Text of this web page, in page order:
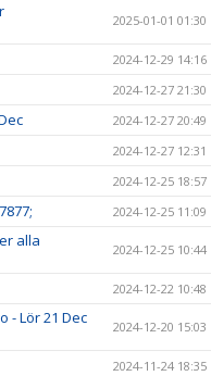
2025-01-01 01:30
2024-12-29 14:16
2024-12-27 21:30
2024-12-27 20:49
2024-12-27 12:31
2024-12-25 18:57
2024-12-25 11:09
alla
2024-12-25 10:44
2024-12-22 10:48
- Lör 21 Dec
2024-12-20 15:03
2024-11-24 18:35